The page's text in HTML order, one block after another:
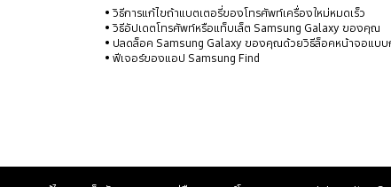
วิธีการแก้ไขถ้าแบตเตอรี่ของโทรศัพท์เครื่องใหม่หมดเร็ว
วิธีอัปเดตโทรศัพท์หรือแท็บเล็ต Samsung Galaxy ของคุณ
ปลดล็อค Samsung Galaxy ของคุณด้วยวิธีล็อคหน้าจอแบบ
ฟีเจอร์ของแอป Samsung Find